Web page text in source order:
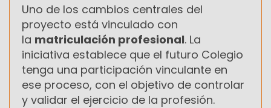
Uno de los cambios centrales del
proyecto está vinculado con
la matriculación profesional. La
iniciativa establece que el futuro Colegio
tenga una participación vinculante en
ese proceso, con el objetivo de controlar
y validar el ejercicio de la profesión.